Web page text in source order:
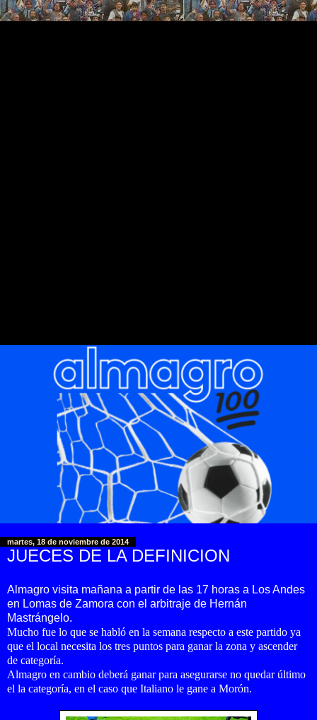
martes, 18 de noviembre de 2014
JUECES DE LA DEFINICION
Almagro visita mañana a partir de las 17 horas a Los Andes
en Lomas de Zamora con el arbitraje de Hernán
Mastrángelo.
Mucho fue lo que se habló en la semana respecto a este partido ya
que el local necesita los tres puntos para ganar la zona y ascender
de categoría.
Almagro en cambio deberá ganar para asegurarse no quedar último
el la categoría, en el caso que Italiano le gane a Morón.